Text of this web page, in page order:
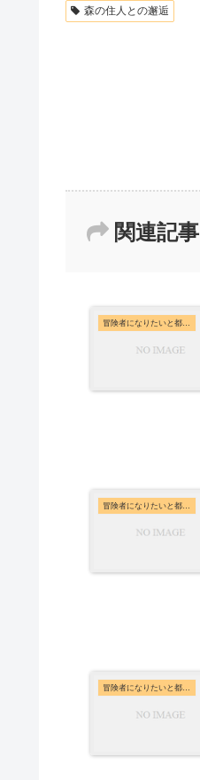
森の住人との邂逅
関連記事
冒険者になりたいと都に出て行った娘がSランクになってた
冒険者になりたいと都に出て行った娘がSランクになってた